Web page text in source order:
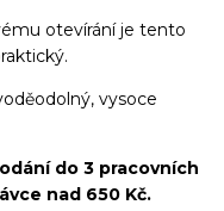
otevírání je tento
vysoce
do 3 pracovních
nad 650 Kč.